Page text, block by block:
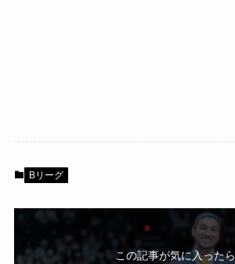
Bリーグ
この記事が気に入ったら